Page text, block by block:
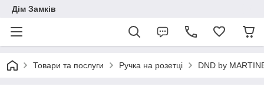
Дім Замків
Товари та послуги Ручка на розетці DND by